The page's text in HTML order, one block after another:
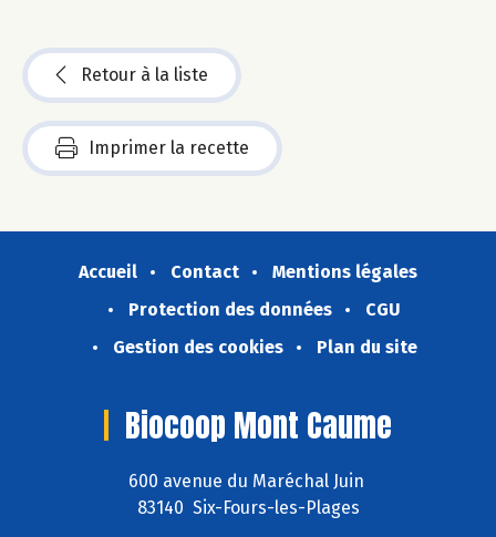
Retour à la liste
Imprimer la recette
Accueil Contact
Mentions légales
Protection des données
CGU
Gestion des cookies
Plan du site
Biocoop Mont Caume
600 avenue du Maréchal Juin
83140 Six-Fours-les-Plages